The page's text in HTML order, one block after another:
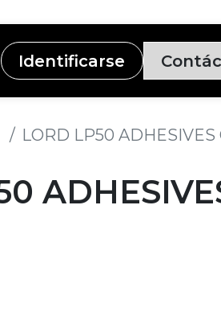
Identificarse
LORD LP50 ADHESIVES